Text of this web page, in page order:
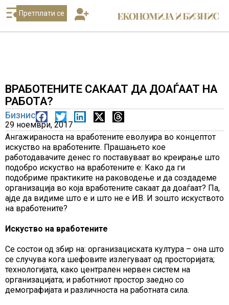
Претплати се
ВРАБОТЕНИТЕ САКААТ ДА ДОАЃААТ НА
РАБОТА?
Бизнис
29 ноември, 2017
Ангажираноста на вработените еволуира во концептот
искуство на вработените. Прашањето кое
работодавачите денес го поставуваат во креирање што
подобро искуство на вработените е: Како да ги
подобриме практиките на раководење и да создадеме
организација во која вработените сакаат да доаѓаат? Па,
ајде да видиме што е и што не е ИВ. И зошто искуството
на вработените?
Искуство на вработените
Се состои од збир на: организациската култура – она што
се случува кога шефовите излегуваат од просторијата;
технологијата, како централен нервен систем на
организацијата; и работниот простор заедно со
демографијата и различноста на работната сила.